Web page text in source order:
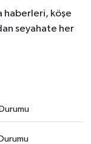
haberleri, köşe
seyahate her